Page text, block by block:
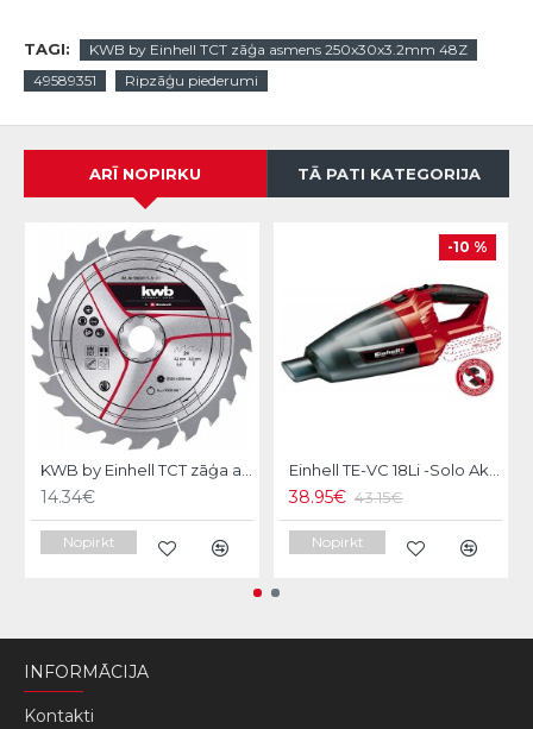
TAGI:
KWB by Einhell TCT zāģa asmens 250x30x3.2mm 48Z
49589351
Ripzāģu piederumi
ARĪ NOPIRKU TĀ PATI KATEGORIJA
KWB by Einhell TCT zāģa asmens 250x30x3.2mm 24Zobi
14.34€
Nopirkt
-10 %
Einhell TE-VC 18Li -Solo Akumulatora putekļu sūcējs
38.95€ 43.15€
Nopirkt
INFORMĀCIJA
Kontakti